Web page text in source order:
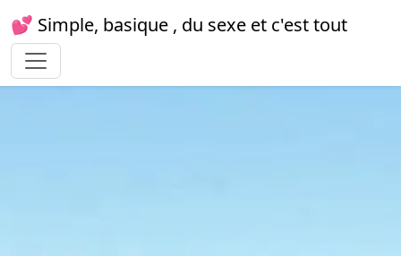
💕 Simple, basique , du sexe et c'est tout